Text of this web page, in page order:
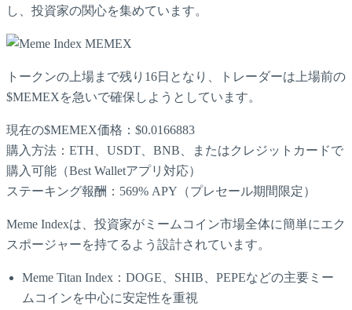
し、投資家の関心を集めています。
トークンの上場まで残り16日となり、トレーダーは上場前の
$MEMEXを急いで確保しようとしています。
現在の$MEMEX価格：$0.0166883
購入方法：ETH、USDT、BNB、またはクレジットカードで
購入可能（Best Walletアプリ対応）
ステーキング報酬：569% APY（プレセール期間限定）
Meme Indexは、投資家がミームコイン市場全体に簡単にエク
スポージャーを持てるよう設計されています。
Meme Titan Index：DOGE、SHIB、PEPEなどの主要ミー
ムコインを中心に安定性を重視